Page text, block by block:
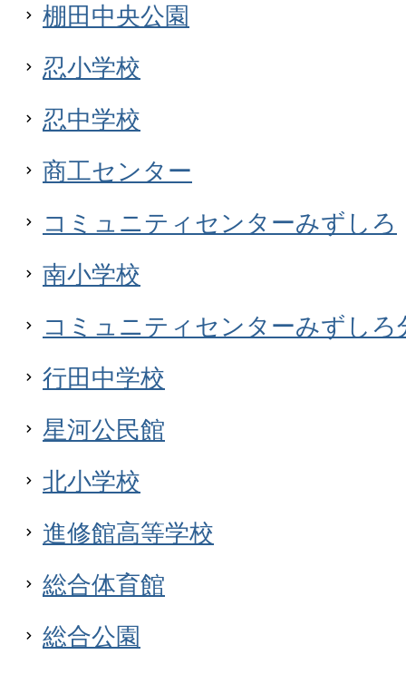
棚田中央公園
忍小学校
忍中学校
商工センター
コミュニティセンターみずしろ
南小学校
コミュニティセンターみずしろ
行田中学校
星河公民館
北小学校
進修館高等学校
総合体育館
総合公園